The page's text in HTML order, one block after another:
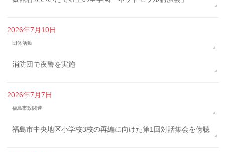
2026年7月10日
団体活動
消防団で夜警を実施
2026年7月7日
福島市政関連
福島市中央地区小学校3校の再編に向けた第1回対話集会を傍聴